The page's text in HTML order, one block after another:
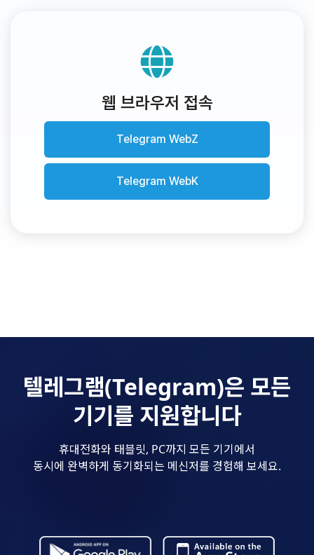
웹 브라우저 접속
Telegram WebZ
Telegram WebK
텔레그램(Telegram)은 모든
기기를 지원합니다
휴대전화와 태블릿, PC까지 모든 기기에서
동시에 완벽하게 동기화되는 메신저를 경험해 보세요.